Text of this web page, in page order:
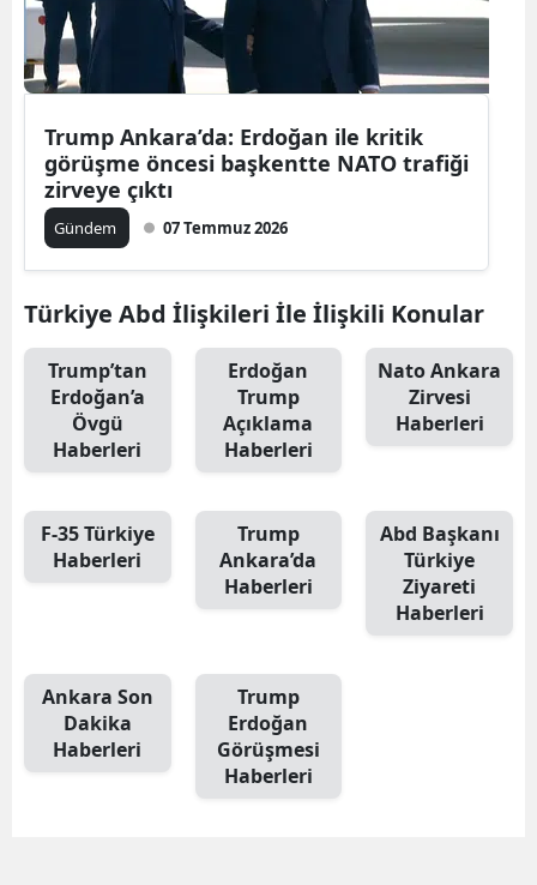
Trump Ankara’da: Erdoğan ile kritik
görüşme öncesi başkentte NATO trafiği
zirveye çıktı
Gündem 07 Temmuz 2026
Türkiye Abd İlişkileri İle İlişkili Konular
Trump’tan
Erdoğan’a
Övgü
Haberleri
Erdoğan
Trump
Açıklama
Haberleri
Nato Ankara
Zirvesi
Haberleri
F-35 Türkiye
Haberleri
Trump
Ankara’da
Haberleri
Abd Başkanı
Türkiye
Ziyareti
Haberleri
Ankara Son
Dakika
Haberleri
Trump
Erdoğan
Görüşmesi
Haberleri